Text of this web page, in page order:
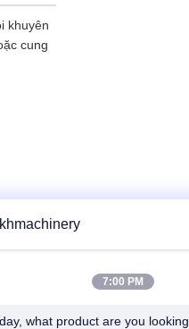
khuyên
cung
Liên hệ nhanh
Điện thoại
7:00 PM
what product are you looking